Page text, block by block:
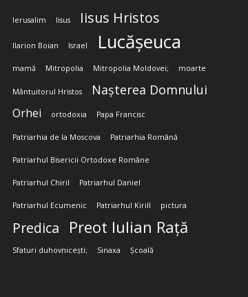
Ierusalim Iisus Iisus Hristos
Ilarion Boian Israel Lucășeuca
mamă Mitropolia Mitropolia Moldovei; moarte
Mântuitorul Hristos Nașterea Domnului
Orhei ortodoxia Papa Francisc
Patriarhia de la Moscova Patriarhia Română
Patriarhul Bisericii Ortodoxe Române
Patriarhul Chiril Patriarhul Daniel
Patriarhul Ecumenic Patriarhul Kirill pictura
Predica Preot Iulian Rață
Sfaturi duhovnicești; Sinaxa Școală